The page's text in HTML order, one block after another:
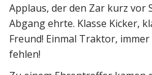
Applaus, der den Zar kurz vor
Abgang ehrte. Klasse Kicker,
Freund! Einmal Traktor,
fehlen!